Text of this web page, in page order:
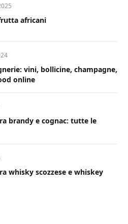
africani
vini, bollicine, champagne,
online
brandy e cognac: tutte le
whisky scozzese e whiskey